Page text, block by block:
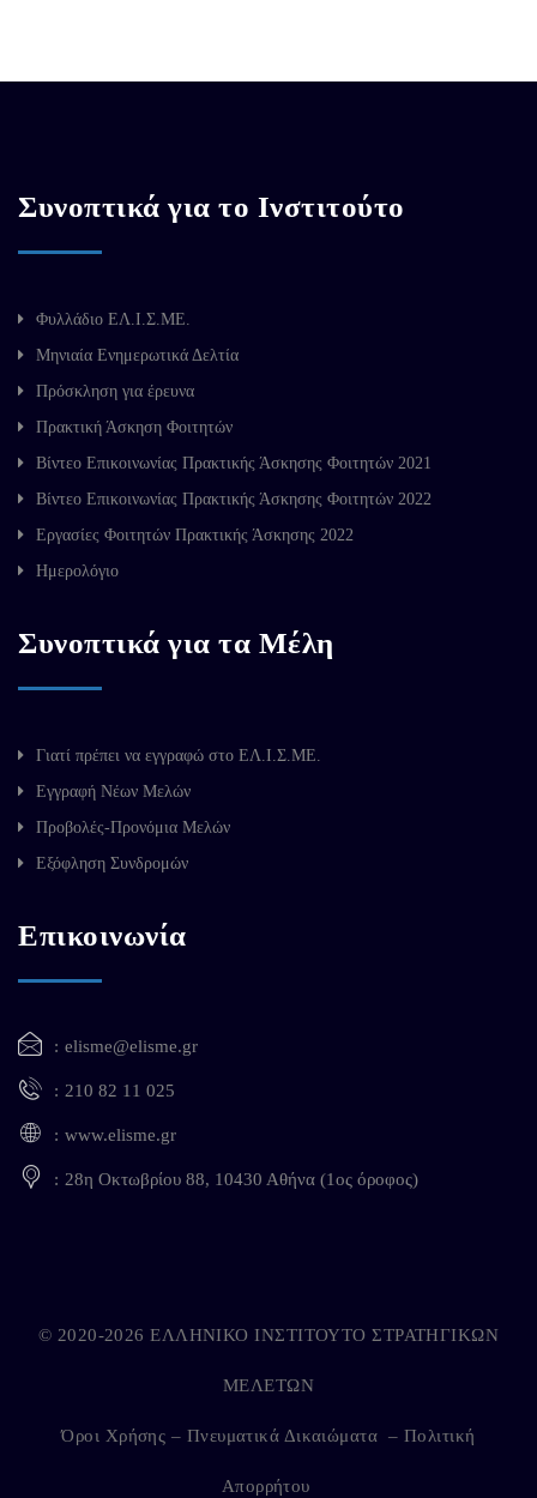
Συνοπτικά για το Ινστιτούτο
Φυλλάδιο ΕΛ.Ι.Σ.ΜΕ.
Μηνιαία Ενημερωτικά Δελτία
Πρόσκληση για έρευνα
Πρακτική Άσκηση Φοιτητών
Βίντεο Επικοινωνίας Πρακτικής Άσκησης Φοιτητών 2021
Βίντεο Επικοινωνίας Πρακτικής Άσκησης Φοιτητών 2022
Εργασίες Φοιτητών Πρακτικής Άσκησης 2022
Ημερολόγιο
Συνοπτικά για τα Μέλη
Γιατί πρέπει να εγγραφώ στο ΕΛ.Ι.Σ.ΜΕ.
Εγγραφή Νέων Μελών
Προβολές-Προνόμια Μελών
Εξόφληση Συνδρομών
Επικοινωνία
elisme@elisme.gr
210 82 11 025
www.elisme.gr
28η Οκτωβρίου 88, 10430 Αθήνα (1ος όροφος)
© 2020-2026 ΕΛΛΗΝΙΚΟ ΙΝΣΤΙΤΟΥΤΟ ΣΤΡΑΤΗΓΙΚΩΝ
ΜΕΛΕΤΩΝ
Όροι Χρήσης – Πνευματικά Δικαιώματα – Πολιτική
Απορρήτου